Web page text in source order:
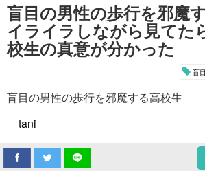
盲目の男性の歩行を邪魔
イライラしながら見てた
校生の真意が分かった
盲
盲目の男性の歩行を邪魔する高校生
tani